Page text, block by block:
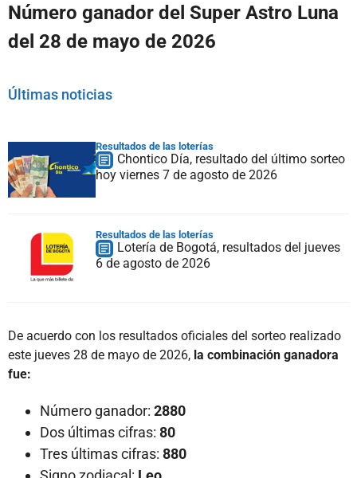
Número ganador del Super Astro Luna
del 28 de mayo de 2026
Últimas noticias
Resultados de las loterías
Chontico Día, resultado del último sorteo
hoy viernes 7 de agosto de 2026
Resultados de las loterías
Lotería de Bogotá, resultados del jueves
6 de agosto de 2026
De acuerdo con los resultados oficiales del sorteo realizado
este jueves 28 de mayo de 2026, la combinación ganadora
fue:
Número ganador: 2880
Dos últimas cifras: 80
Tres últimas cifras: 880